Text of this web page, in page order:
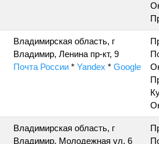
Владимирская область, г
Владимир, Ленина пр-кт, 9
Почта России * Yandex * Google
Владимирская область, г
Владимир, Молодежная ул, 6